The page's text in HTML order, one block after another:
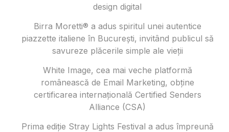
design digital
Birra Moretti® a adus spiritul unei autentice
piazzette italiene în București, invitând publicul să
savureze plăcerile simple ale vieții
White Image, cea mai veche platformă
românească de Email Marketing, obține
certificarea internațională Certified Senders
Alliance (CSA)
Prima ediție Stray Lights Festival a adus împreună